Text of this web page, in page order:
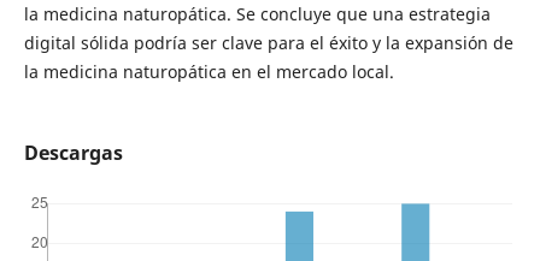
la medicina naturopática. Se concluye que una estrategia
digital sólida podría ser clave para el éxito y la expansión de
la medicina naturopática en el mercado local.
Descargas